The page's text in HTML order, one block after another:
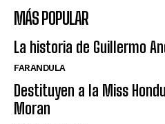
MÁS POPULAR
La historia de Guillermo
FARANDULA
Destituyen a la Miss
Moran